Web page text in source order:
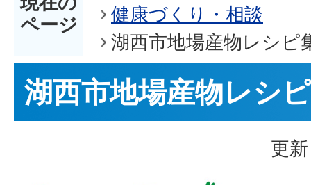
ページ
健康づくり・相談
湖西市地場産物レシピ
湖西市地場産物レシ
更